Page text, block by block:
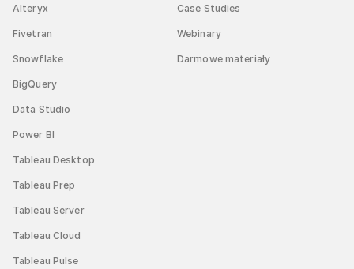
Alteryx
Fivetran
Snowflake
BigQuery
Data Studio
Power BI
Tableau Desktop
Tableau Prep
Tableau Server
Tableau Cloud
Tableau Pulse
Case Studies
Webinary
Darmowe materiały